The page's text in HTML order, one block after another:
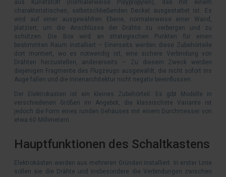
aus Kunststoff (normalerweise Polypropylen), das mit einem
charakteristischen, selbstschließenden Deckel ausgestattet ist. Es
wird auf einer ausgewählten Ebene, normalerweise einer Wand,
platziert, um die Anschlüsse der Drähte zu verbergen und zu
schützen. Die Box wird an strategischen Punkten für einen
bestimmten Raum installiert – Einerseits werden diese Zubehörteile
dort montiert, wo es notwendig ist, eine sichere Verbindung von
Drähten herzustellen, andererseits – Zu diesem Zweck werden
diejenigen Fragmente des Flugzeugs ausgewählt, die nicht sofort ins
Auge fallen und die Innenarchitektur nicht negativ beeinflussen.
Der Elektrokasten ist ein kleines Zubehörteil. Es gibt Modelle in
verschiedenen Größen im Angebot, die klassischste Variante ist
jedoch die Form eines runden Gehäuses mit einem Durchmesser von
etwa 60 Millimetern.
Hauptfunktionen des Schaltkastens
Elektrokästen werden aus mehreren Gründen installiert. In erster Linie
sollen sie die Drähte und insbesondere die Verbindungen zwischen